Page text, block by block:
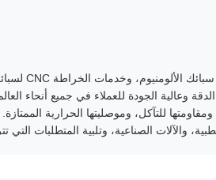
وعالية الجودة للعملاء في جميع أنحاء
ومقاومتها للتآكل، وموصليتها الحرارية
والآلات الصناعية، وتلبية المتطلبات التي